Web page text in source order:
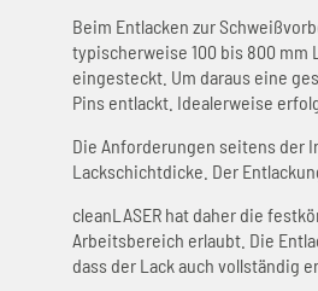
Beim Entlacken zur
typischerweise 100 bis 800 mm
eingesteckt. Um daraus eine
Pins entlackt. Idealerweise
Die Anforderungen seitens der
Lackschichtdicke. Der
cleanLASER hat daher die
Arbeitsbereich erlaubt. Die
dass der Lack auch vollständig